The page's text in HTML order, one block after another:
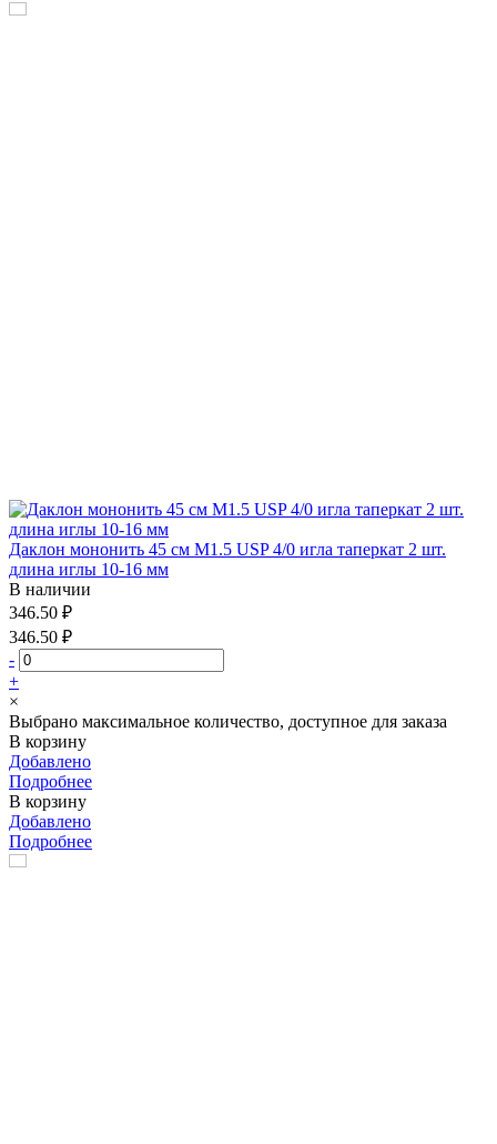
Даклон мононить 45 см М1.5 USP 4/0 игла таперкат 2 шт.
длина иглы 10-16 мм
В наличии
346.50 ₽
346.50 ₽
-
+
×
Выбрано максимальное количество, доступное для заказа
В корзину
Добавлено
Подробнее
В корзину
Добавлено
Подробнее